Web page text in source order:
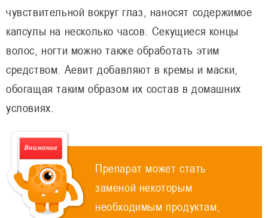
чувствительной вокруг глаз, наносят содержимое
капсулы на несколько часов. Секущиеся концы
волос, ногти можно также обработать этим
средством. Аевит добавляют в кремы и маски,
обогащая таким образом их состав в домашних
условиях.
Препарат может стать
заменой некоторым
необходимым продуктам,